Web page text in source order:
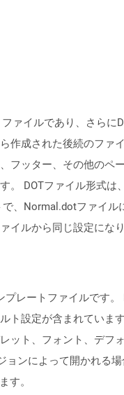
イルであり、さらに
作成された後続のファ
フッター、その他のペ
。 DOTファイル形式
、Normal.dotファイル
イルから同じ設定にな
レートファイルです。
ト設定が含まれていま
ト、フォント、デフ
ンによって開かれる
す。